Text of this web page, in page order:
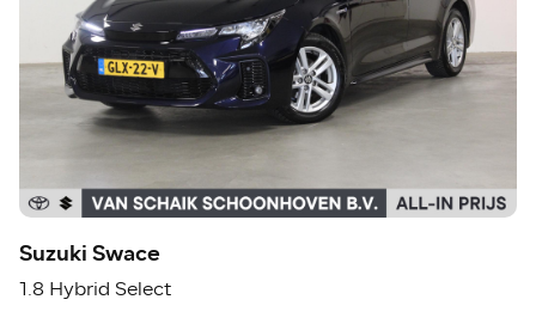
Suzuki Swace
1.8 Hybrid Select